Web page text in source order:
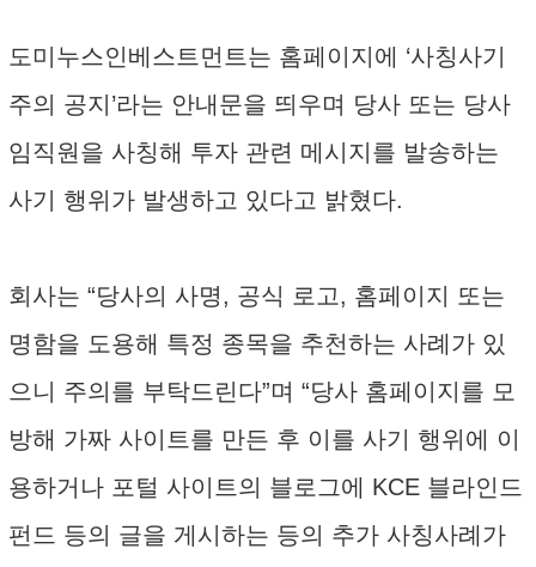
도미누스인베스트먼트는 홈페이지에 ‘사칭사기
주의 공지’라는 안내문을 띄우며 당사 또는 당사
임직원을 사칭해 투자 관련 메시지를 발송하는
사기 행위가 발생하고 있다고 밝혔다.
회사는 “당사의 사명, 공식 로고, 홈페이지 또는
명함을 도용해 특정 종목을 추천하는 사례가 있
으니 주의를 부탁드린다”며 “당사 홈페이지를 모
방해 가짜 사이트를 만든 후 이를 사기 행위에 이
용하거나 포털 사이트의 블로그에 KCE 블라인드
펀드 등의 글을 게시하는 등의 추가 사칭사례가